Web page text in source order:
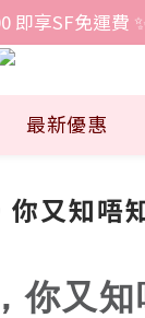
即享SF免運費
最新優惠
你又知唔
你又知